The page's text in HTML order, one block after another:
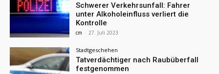
Schwerer Verkehrsunfall: Fahrer
unter Alkoholeinfluss verliert die
Kontrolle
cm - 27. Juli 2023
Stadtgeschehen
Tatverdächtiger nach Raubüberfall
festgenommen